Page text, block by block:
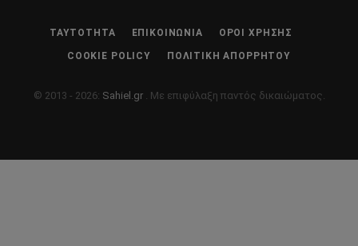
ΤΑΥΤΌΤΗΤΑ ΕΠΙΚΟΙΝΩΝΊΑ ΌΡΟΙ ΧΡΉΣΗΣ
COOKIE POLICY ΠΟΛΙΤΙΚΉ ΑΠΟΡΡΉΤΟΥ
© 2013 - 2026: Sahiel.gr . Με επιφύλαξη παντός δικαιώματος.